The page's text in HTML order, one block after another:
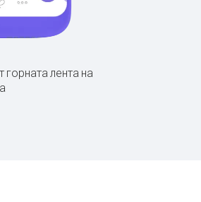
горната лента на